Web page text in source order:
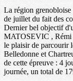
La région grenobloise
de juillet du fait des
Dernier bel objectif
MATOSEVIC ,
le plaisir de parcourir
Belledonne et
de cette épreuve : 4
journée, un total de